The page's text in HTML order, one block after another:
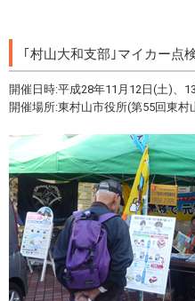
｢村山大和支部｣マイカー点
開催日時:平成28年11月12日(土)、
開催場所:東村山市役所(第55回東村